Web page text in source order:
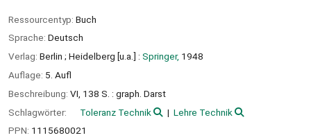
Ressourcentyp: Buch
Sprache: Deutsch
Verlag: Berlin ; Heidelberg [u.a.] : Springer, 1948
Auflage: 5. Aufl
Beschreibung: VI, 138 S. : graph. Darst
Schlagwörter:
Toleranz Technik
Lehre Technik
PPN: 1115680021